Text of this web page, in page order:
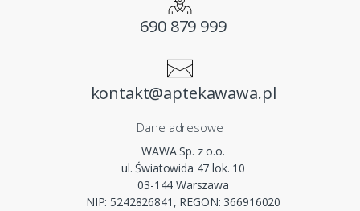
690 879 999
kontakt@aptekawawa.pl
Dane adresowe
WAWA Sp. z o.o.
ul. Światowida 47 lok. 10
03-144 Warszawa
NIP: 5242826841, REGON: 366916020